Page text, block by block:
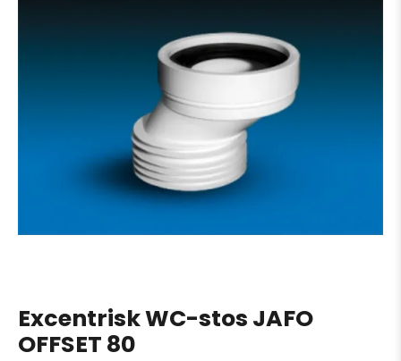
Excentrisk WC-stos JAFO
OFFSET 80